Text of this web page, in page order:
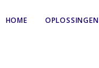
HOME OPLOSSINGEN